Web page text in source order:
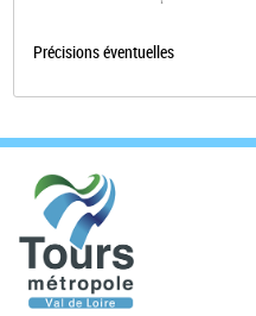
Précisions éventuelles